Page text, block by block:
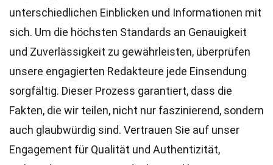
unterschiedlichen Einblicken und Informationen mit
sich. Um die höchsten Standards an Genauigkeit
und Zuverlässigkeit zu gewährleisten, überprüfen
unsere engagierten Redakteure jede Einsendung
sorgfältig. Dieser Prozess garantiert, dass die
Fakten, die wir teilen, nicht nur faszinierend, sondern
auch glaubwürdig sind. Vertrauen Sie auf unser
Engagement für Qualität und Authentizität,